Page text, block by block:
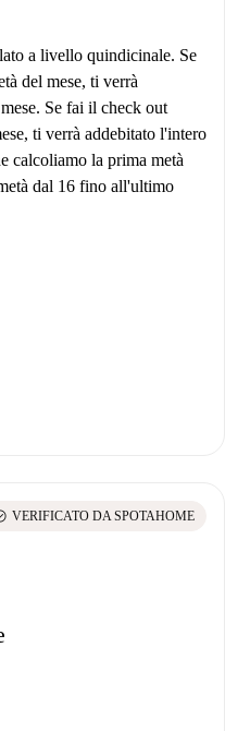
a livello quindicinale. Se
del mese, ti verrà
Se fai il check out
ti verrà addebitato l'intero
calcoliamo la prima metà
dal 16 fino all'ultimo
VERIFICATO DA SPOTAHOME